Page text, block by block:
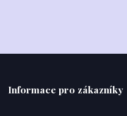
Informace pro zákazníky